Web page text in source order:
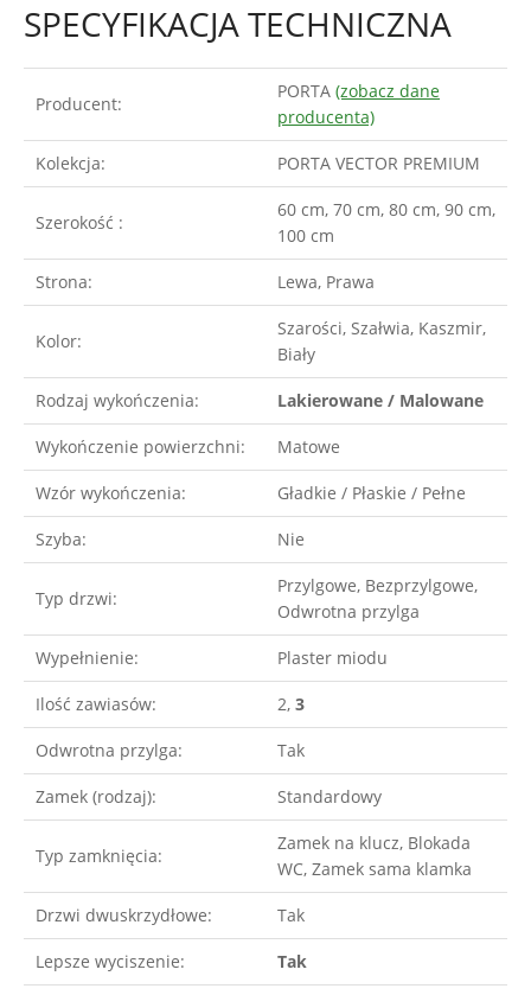
SPECYFIKACJA TECHNICZNA
Producent:
PORTA (zobacz dane
producenta)
Kolekcja: PORTA VECTOR PREMIUM
Szerokość :
60 cm, 70 cm, 80 cm, 90 cm,
100 cm
Strona: Lewa, Prawa
Kolor:
Szarości, Szałwia, Kaszmir,
Biały
Rodzaj wykończenia: Lakierowane / Malowane
Wykończenie powierzchni: Matowe
Wzór wykończenia: Gładkie / Płaskie / Pełne
Szyba: Nie
Typ drzwi:
Przylgowe, Bezprzylgowe,
Odwrotna przylga
Wypełnienie: Plaster miodu
Ilość zawiasów: 2, 3
Odwrotna przylga: Tak
Zamek (rodzaj): Standardowy
Typ zamknięcia:
Zamek na klucz, Blokada
WC, Zamek sama klamka
Drzwi dwuskrzydłowe: Tak
Lepsze wyciszenie: Tak